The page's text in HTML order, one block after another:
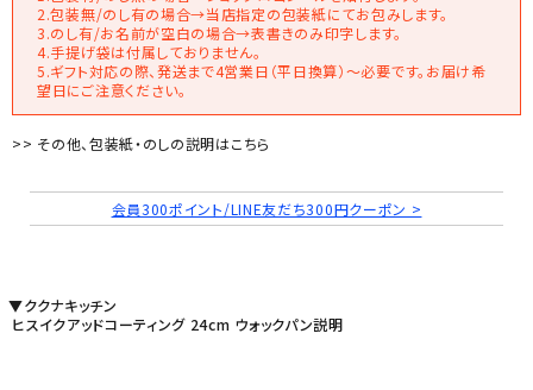
2.包装無/のし有の場合→当店指定の包装紙にてお包みします。
3.のし有/お名前が空白の場合→表書きのみ印字します。
4.手提げ袋は付属しておりません。
5.ギフト対応の際、発送まで4営業日（平日換算）～必要です。お届け希
望日にご注意ください。
>> その他、包装紙・のしの説明はこちら
会員300ポイント/LINE友だち300円クーポン >
▼ククナキッチン
ヒスイクアッドコーティング 24cm ウォックパン説明